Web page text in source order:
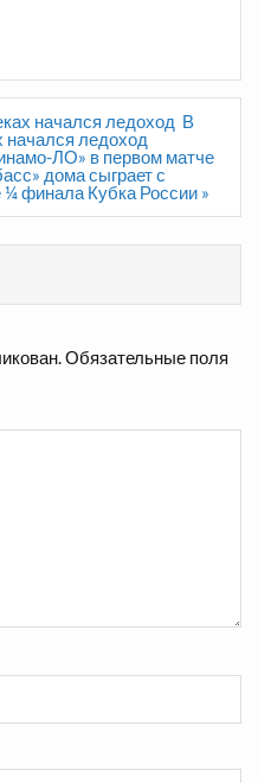
начался ледоход В
начался ледоход
ЛО» в первом матче
дома сыграет с
финала Кубка России »
Обязательные поля